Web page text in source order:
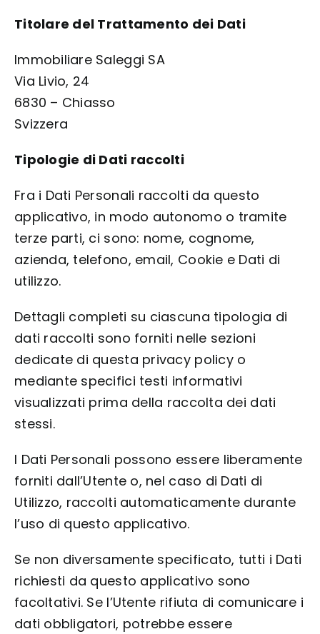
Titolare del Trattamento dei Dati
Immobiliare Saleggi SA
Via Livio, 24
6830 – Chiasso
Svizzera
Tipologie di Dati raccolti
Fra i Dati Personali raccolti da questo
applicativo, in modo autonomo o tramite
terze parti, ci sono: nome, cognome,
azienda, telefono, email, Cookie e Dati di
utilizzo.
Dettagli completi su ciascuna tipologia di
dati raccolti sono forniti nelle sezioni
dedicate di questa privacy policy o
mediante specifici testi informativi
visualizzati prima della raccolta dei dati
stessi.
I Dati Personali possono essere liberamente
forniti dall’Utente o, nel caso di Dati di
Utilizzo, raccolti automaticamente durante
l’uso di questo applicativo.
Se non diversamente specificato, tutti i Dati
richiesti da questo applicativo sono
facoltativi. Se l’Utente rifiuta di comunicare i
dati obbligatori, potrebbe essere